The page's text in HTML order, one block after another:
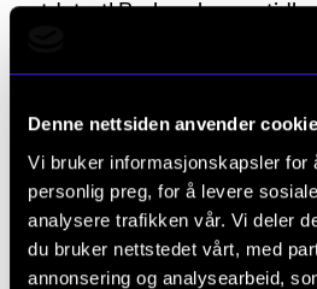
Denne nettsiden anvender
Vi bruker informasjonskapsler for
personlig preg, for å levere
analysere trafikken vår. Vi deler
du bruker nettstedet vårt, med
annonsering og analysearbeid,
utdatert! Barbershop er
vi alt fra klassiske
Medvirkende